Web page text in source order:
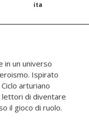
ita
in un universo
Ispirato
arturiano
di diventare
il gioco di ruolo.
con la
avventure nel
di
riscoprire i nobili